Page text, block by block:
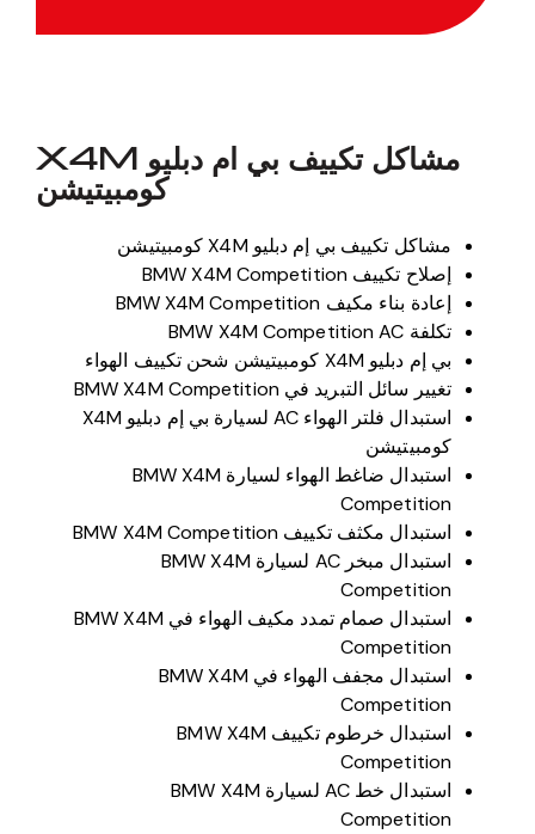
مشاكل تكييف بي ام دبليو X4M
كومبيتيشن
مشاكل تكييف بي إم دبليو X4M كومبيتيشن
إصلاح تكييف BMW X4M Competition
إعادة بناء مكيف BMW X4M Competition
تكلفة BMW X4M Competition AC
بي إم دبليو X4M كومبيتيشن شحن تكييف الهواء
تغيير سائل التبريد في BMW X4M Competition
استبدال فلتر الهواء AC لسيارة بي إم دبليو X4M
كومبيتيشن
استبدال ضاغط الهواء لسيارة BMW X4M
Competition
استبدال مكثف تكييف BMW X4M Competition
استبدال مبخر AC لسيارة BMW X4M
Competition
استبدال صمام تمدد مكيف الهواء في BMW X4M
Competition
استبدال مجفف الهواء في BMW X4M
Competition
استبدال خرطوم تكييف BMW X4M
Competition
استبدال خط AC لسيارة BMW X4M
Competition